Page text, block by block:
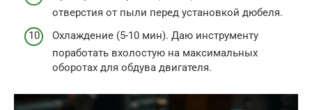
отверстия от пыли перед установкой дюбеля.
Охлаждение (5-10 мин). Даю инструменту
поработать вхолостую на максимальных
оборотах для обдува двигателя.